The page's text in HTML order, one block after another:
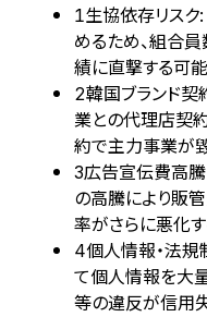
1生協依存リス
めるため、組合
績に直撃する可
2韓国ブランド
業との代理店契
約で主力事業が
3広告宣伝費高
の高騰により販
率がさらに悪化
4個人情報・法
て個人情報を大
等の違反が信用